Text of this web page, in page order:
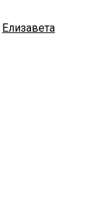
Елизавета